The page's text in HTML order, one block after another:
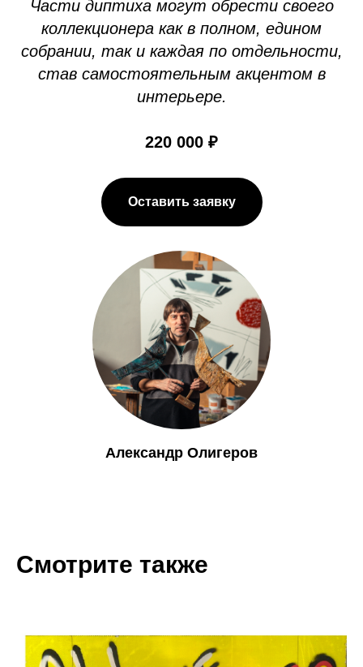
Части диптиха могут обрести своего
коллекционера как в полном, едином
собрании, так и каждая по отдельности,
став самостоятельным акцентом в
интерьере.
220 000 ₽
Оставить заявку
Александр Олигеров
Смотрите также